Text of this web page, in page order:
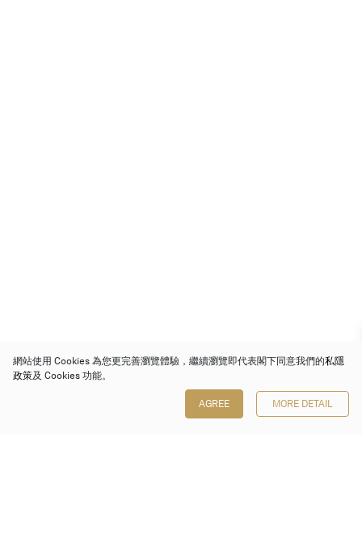
網站使用 Cookies 為您更完善瀏覽體驗，繼續瀏覽即代表閣下同意我們的私隱
政策及 Cookies 功能。
AGREE MORE DETAIL